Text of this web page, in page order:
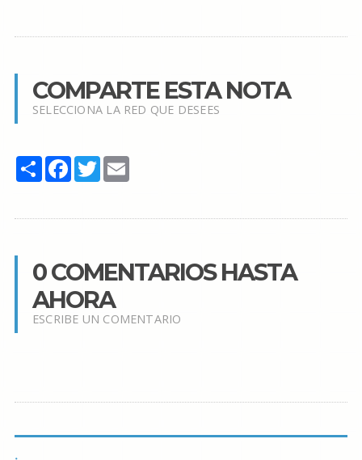
COMPARTE ESTA NOTA
SELECCIONA LA RED QUE DESEES
Share Facebook
TwitterEmail
0 COMENTARIOS HASTA
AHORA
ESCRIBE UN COMENTARIO